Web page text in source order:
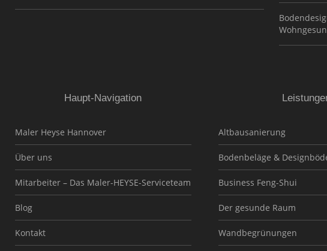
Haupt-Navigation
Maler Heyse Hannover
Über uns
Mitarbeiter – Das Maler-HEYSE-Serviceteam
Blog
Kontakt
Altbausanierung
Bodenbeläge &
Business Feng-Shui
Der gesunde Raum
Wandbegrünungen